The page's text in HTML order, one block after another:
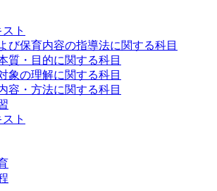
ト
び保育内容の指導法に関する科目
質・目的に関する科目
象の理解に関する科目
容・方法に関する科目
ト